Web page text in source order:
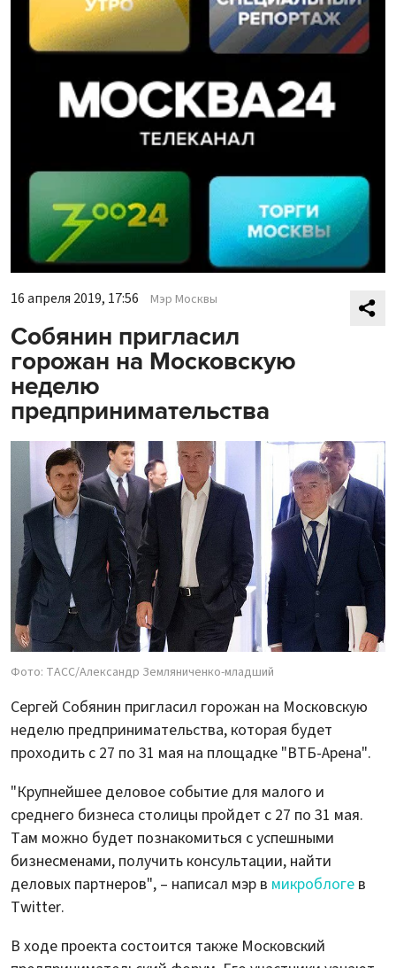
16 апреля 2019, 17:56 Мэр Москвы
Собянин пригласил
горожан на Московскую
неделю
предпринимательства
Фото: ТАСС/Александр Земляниченко-младший
Сергей Собянин пригласил горожан на Московскую
неделю предпринимательства, которая будет
проходить с 27 по 31 мая на площадке "ВТБ-Арена".
"Крупнейшее деловое событие для малого и
среднего бизнеса столицы пройдет с 27 по 31 мая.
Там можно будет познакомиться с успешными
бизнесменами, получить консультации, найти
деловых партнеров", – написал мэр в микроблоге в
Twitter.
В ходе проекта состоится также Московский